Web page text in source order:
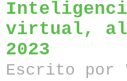
virtual,
2023
Escrito por